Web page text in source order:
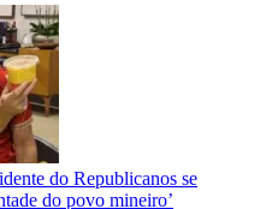
do Republicanos se
do povo mineiro’